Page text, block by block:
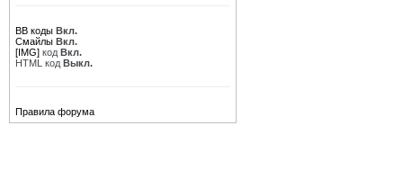
BB коды Вкл.
Смайлы Вкл.
[IMG] код Вкл.
HTML код Выкл.
Правила форума